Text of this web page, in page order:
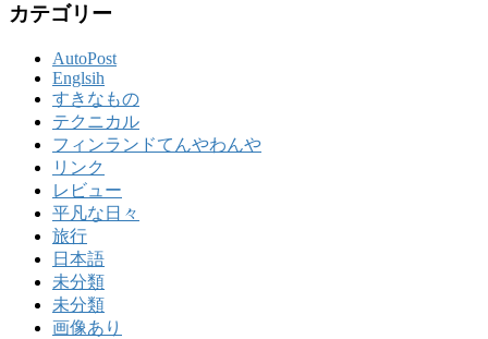
カテゴリー
AutoPost
Englsih
すきなもの
テクニカル
フィンランドてんやわんや
リンク
レビュー
平凡な日々
旅行
日本語
未分類
未分類
画像あり